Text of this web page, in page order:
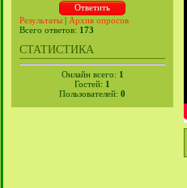
Результаты | Архив опросов
Всего ответов: 173
СТАТИСТИКА
Онлайн всего: 1
Гостей: 1
Пользователей: 0